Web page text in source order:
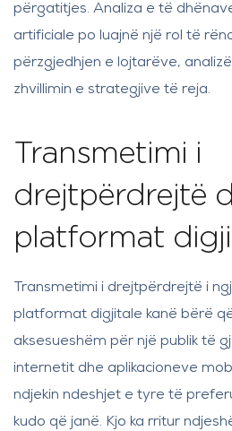
përgatitjes. Analiza e të
artificiale po luajnë një rol të
përzgjedhjen e lojtarëve,
zhvillimin e strategjive të reja.
Transmetimi i
drejtpërdrejtë
platformat
Transmetimi i drejtpërdrejtë i
platformat digjitale kanë bërë
aksesueshëm për një publik të
internetit dhe aplikacioneve
ndjekin ndeshjet e tyre të
kudo që janë. Kjo ka rritur